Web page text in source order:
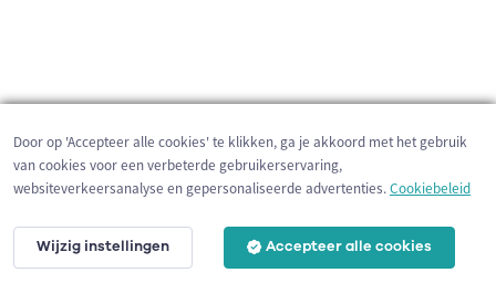
3 km
Door op 'Accepteer alle cookies' te klikken, ga je akkoord met het gebruik
van cookies voor een verbeterde gebruikerservaring,
websiteverkeersanalyse en gepersonaliseerde advertenties.Cookiebeleid
Wijzig instellingen Accepteer alle cookies